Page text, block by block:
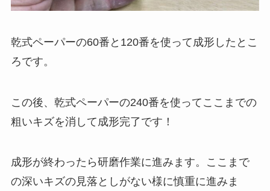
乾式ペーパーの60番と120番を使って成形したとこ
ろです。
この後、乾式ペーパーの240番を使ってここまでの
粗いキズを消して成形完了です！
成形が終わったら研磨作業に進みます。ここまで
の深いキズの見落としがない様に慎重に進みま